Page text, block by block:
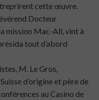
cette œuvre.
Docteur
mission Mac-All, vint à
tout d’abord
M. Le Gros,
d’origine et père de
au Casino de